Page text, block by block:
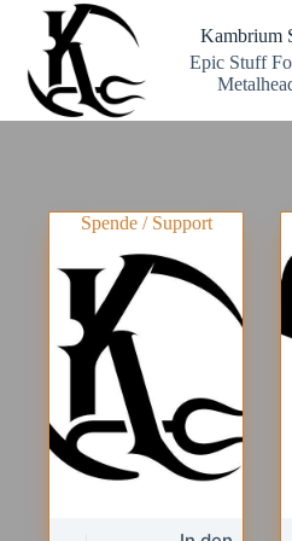
springen
Kambrium
Epic Stuff
Spende / Support